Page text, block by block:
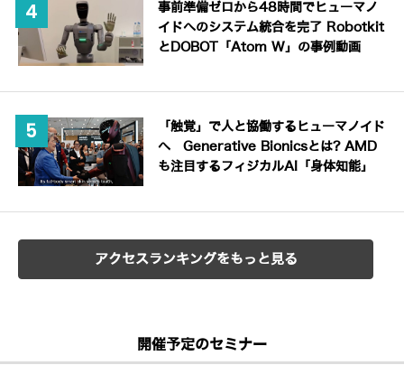
事前準備ゼロから48時間でヒューマノ
イドへのシステム統合を完了 Robotkit
とDOBOT「Atom W」の事例動画
「触覚」で人と協働するヒューマノイド
へ Generative Bionicsとは? AMD
も注目するフィジカルAI「身体知能」
アクセスランキングをもっと見る
開催予定のセミナー